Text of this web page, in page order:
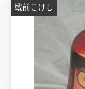
戦前こけし